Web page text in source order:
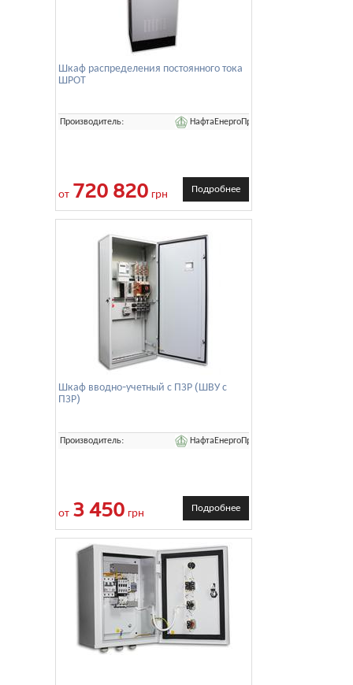
Шкаф распределения постоянного тока
ШРОТ
Производитель: НафтаЕнергоПром
от 720 820 грн Подробнее
Шкаф вводно-учетный с ПЗР (ШВУ с
ПЗР)
Производитель: НафтаЕнергоПром
от 3 450 грн Подробнее